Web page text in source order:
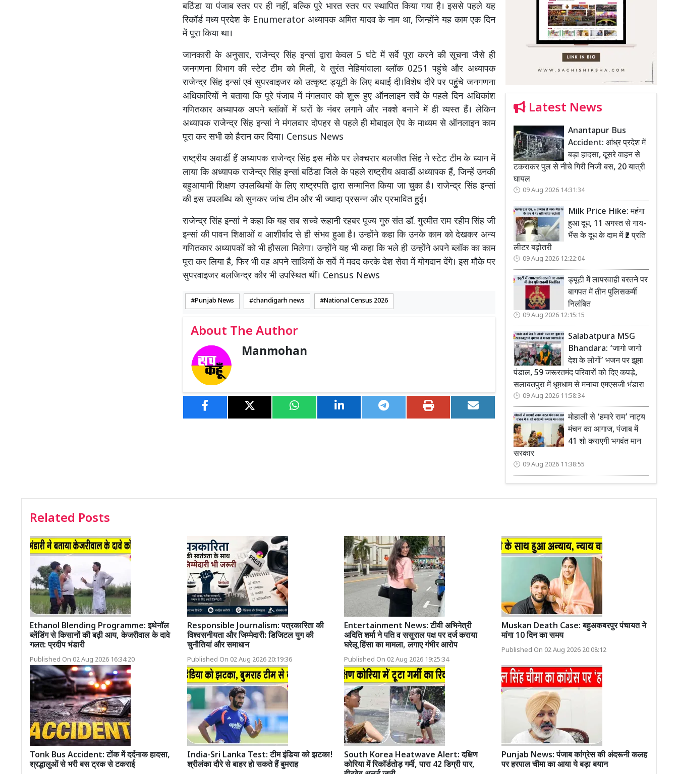
बठिंडा या पंजाब स्तर पर ही नहीं, बल्कि पूरे भारत स्तर पर स्थापित किया गया है। इससे पहले यह
रिकॉर्ड मध्य प्रदेश के Enumerator अध्यापक अमित यादव के नाम था, जिन्होंने यह काम एक दिन
में पूरा किया था।
जानकारी के अनुसार, राजेन्द्र सिंह इन्सां द्वारा केवल 5 घंटे में सर्वे पूरा करने की सूचना जैसे ही
जनगणना विभाग की स्टेट टीम को मिली, वे तुरंत नेहियांवाला ब्लॉक 0251 पहुंचे और अध्यापक
राजेन्द्र सिंह इन्सां एवं सुपरवाइजर को उत्कृष्ट ड्यूटी के लिए बधाई दी।विशेष दौरे पर पहुुंचे जनगणना
अधिकारियों ने बताया कि पूरे पंजाब में मंगलवार को शुरू हुए ऑनलाइन सर्वे के पहले दिन अधिकांश
गणितकार अध्यापक अपने ब्लॉकों में घरों के नंबर लगाने और नक्शे बनाने में ही व्यस्त हैं। लेकिन
अध्यापक राजेन्द्र सिंह इन्सां ने मंगलवार दोपहर से पहले ही मोबाइल ऐप के माध्यम से ऑनलाइन काम
पूरा कर सभी को हैरान कर दिया। Census News
राष्ट्रीय अवार्डी हैं अध्यापक राजेन्द्र सिंह इस मौके पर लेक्चरार बलजीत सिंह ने स्टेट टीम के ध्यान में
लाया कि अध्यापक राजेन्द्र सिंह इन्सां बठिंडा जिले के पहले राष्ट्रीय अवार्डी अध्यापक हैं, जिन्हें उनकी
बहुआयामी शिक्षण उपलब्धियों के लिए राष्ट्रपति द्वारा सम्मानित किया जा चुका है। राजेन्द्र सिंह इन्सां
की इस उपलब्धि को सुनकर जांच टीम और भी ज्यादा प्रसन्न और प्रभावित हुई।
राजेन्द्र सिंह इन्सां ने कहा कि यह सब सच्चे रूहानी रहबर पूज्य गुरु संत डॉ. गुरमीत राम रहीम सिंह जी
इन्सां की पावन शिक्षाओं व आशीर्वाद से ही संभव हुआ है। उन्होंने कहा कि उनके काम को देखकर अन्य
गणितकार अध्यापकों को भी हौसला मिलेगा। उन्होंने यह भी कहा कि भले ही उन्होंने अपने ब्लॉक का काम
पूरा कर लिया है, फिर भी वह अपने साथियों के सर्वे में मदद करके देश सेवा में योगदान देंगे। इस मौके पर
सुपरवाइजर बलजिन्द्र कौर भी उपस्थित थीं। Census News
Punjab News chandigarh news National Census 2026
About The Author
Manmohan
Latest News
Anantapur Bus
Accident: आंध्र प्रदेश में
बड़ा हादसा, दूसरे वाहन से
टकराकर पुल से नीचे गिरी निजी बस, 20 यात्री
घायल
09 Aug 2026 14:31:34
Milk Price Hike: महंगा
हुआ दूध, 11 अगस्त से गाय-
भैंस के दूध के दाम में ₹2 प्रति
लीटर बढ़ोतरी
09 Aug 2026 12:22:04
ड्यूटी में लापरवाही बरतने पर
बागपत में तीन पुलिसकर्मी
निलंबित
09 Aug 2026 12:15:15
Salabatpura MSG
Bhandara: ‘जागो जागो
देश के लोगों’ भजन पर झूमा
पंडाल, 59 जरूरतमंद परिवारों को दिए कपड़े,
सलाबतपुरा में धूमधाम से मनाया एमएसजी भंडारा
09 Aug 2026 11:58:34
मोहाली से ‘हमारे राम’ नाट्य
मंचन का आगाज, पंजाब में
41 शो कराएगी भगवंत मान
सरकार
09 Aug 2026 11:38:55
Related Posts
Ethanol Blending Programme: इथेनॉल
ब्लेंडिंग से किसानों की बढ़ी आय, केजरीवाल के दावे
गलत: प्रदीप भंडारी
Published On 02 Aug 2026 16:34:20
Responsible Journalism: पत्रकारिता की
विश्वसनीयता और जिम्मेदारी: डिजिटल युग की
चुनौतियां और समाधान
Published On 02 Aug 2026 20:19:36
Entertainment News: टीवी अभिनेत्री
अदिति शर्मा ने पति व ससुराल पक्ष पर दर्ज कराया
घरेलू हिंसा का मामला, लगाए गंभीर आरोप
Published On 02 Aug 2026 19:25:34
Muskan Death Case: बहुअकबरपुर पंचायत ने
मांगा 10 दिन का समय
Published On 02 Aug 2026 20:08:12
Tonk Bus Accident: टोंक में दर्दनाक हादसा,
श्रद्धालुओं से भरी बस ट्रक से टकराई
India-Sri Lanka Test: टीम इंडिया को झटका!
श्रीलंका दौरे से बाहर हो सकते हैं बुमराह
South Korea Heatwave Alert: दक्षिण
कोरिया में रिकॉर्डतोड़ गर्मी, पारा 42 डिग्री पार,
Punjab News: पंजाब कांग्रेस की अंदरूनी कलह
पर हरपाल चीमा का आया ये बड़ा बयान